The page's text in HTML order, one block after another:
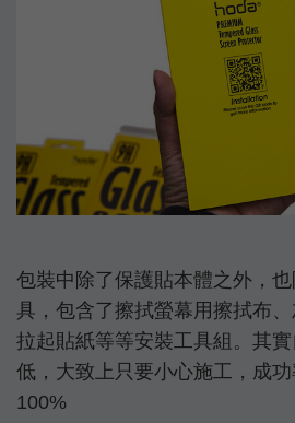
包裝中除了保護貼本體之外，
具，包含了擦拭螢幕用擦拭布
拉起貼紙等等安裝工具組。其
低，大致上只要小心施工，成
100%